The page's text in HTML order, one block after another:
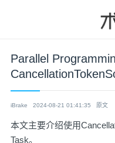
Parallel
iBrake 2024-08-21 01:41:35 原文
本文主要介绍使用
Task。